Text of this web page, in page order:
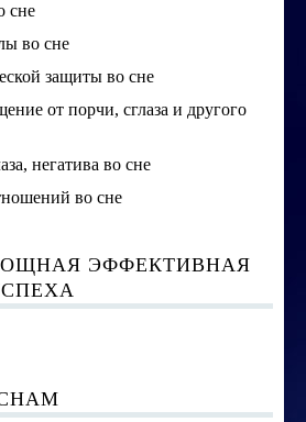
сне
во сне
защиты во сне
от порчи, сглаза и другого
негатива во сне
во сне
ЭФФЕКТИВНАЯ